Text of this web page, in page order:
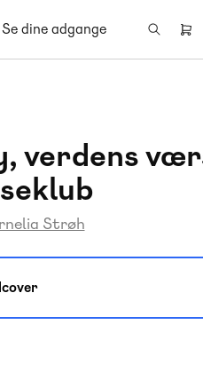
Se dine adgange
Header
verdens
Strøh